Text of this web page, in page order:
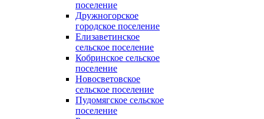
поселение
Дружногорское
городское поселение
Елизаветинское
сельское поселение
Кобринское сельское
поселение
Новосветовское
сельское поселение
Пудомягское сельское
поселение